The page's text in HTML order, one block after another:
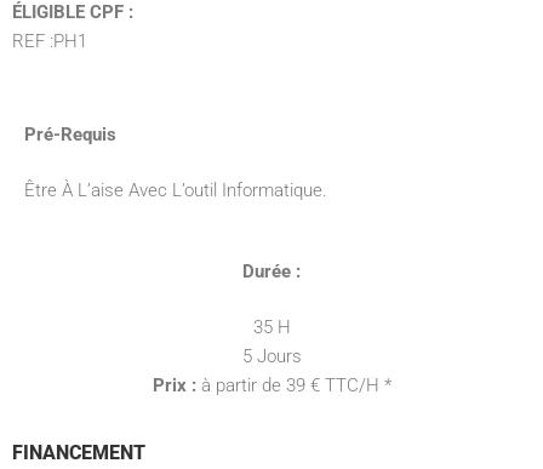
ÉLIGIBLE CPF :
REF :PH1
Pré-Requis
Être À L’aise Avec L’outil Informatique.
Durée :
35 H
5 Jours
Prix : à partir de 39 € TTC/H *
FINANCEMENT